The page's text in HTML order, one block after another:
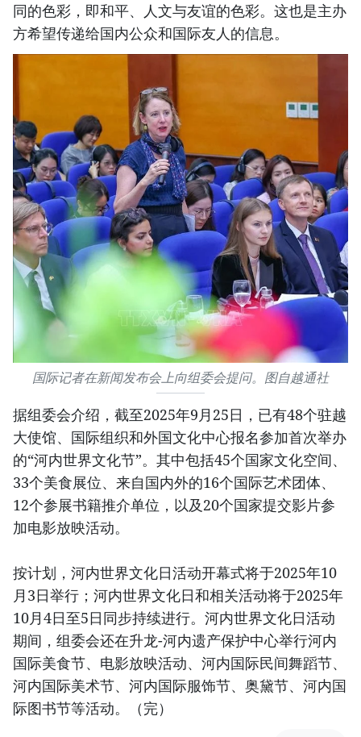
同的色彩，即和平、人文与友谊的色彩。这也是主办
方希望传递给国内公众和国际友人的信息。
国际记者在新闻发布会上向组委会提问。图自越通社
据组委会介绍，截至2025年9月25日，已有48个驻越
大使馆、国际组织和外国文化中心报名参加首次举办
的“河内世界文化节”。其中包括45个国家文化空间、
33个美食展位、来自国内外的16个国际艺术团体、
12个参展书籍推介单位，以及20个国家提交影片参
加电影放映活动。
按计划，河内世界文化日活动开幕式将于2025年10
月3日举行；河内世界文化日和相关活动将于2025年
10月4日至5日同步持续进行。河内世界文化日活动
期间，组委会还在升龙-河内遗产保护中心举行河内
国际美食节、电影放映活动、河内国际民间舞蹈节、
河内国际美术节、河内国际服饰节、奥黛节、河内国
际图书节等活动。（完）